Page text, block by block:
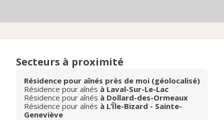
Secteurs à proximité
Résidence pour aînés près de moi (géolocalisé)
Résidence pour aînés à Laval-Sur-Le-Lac
Résidence pour aînés à Dollard-des-Ormeaux
Résidence pour aînés à L’Île-Bizard - Sainte-
Geneviève